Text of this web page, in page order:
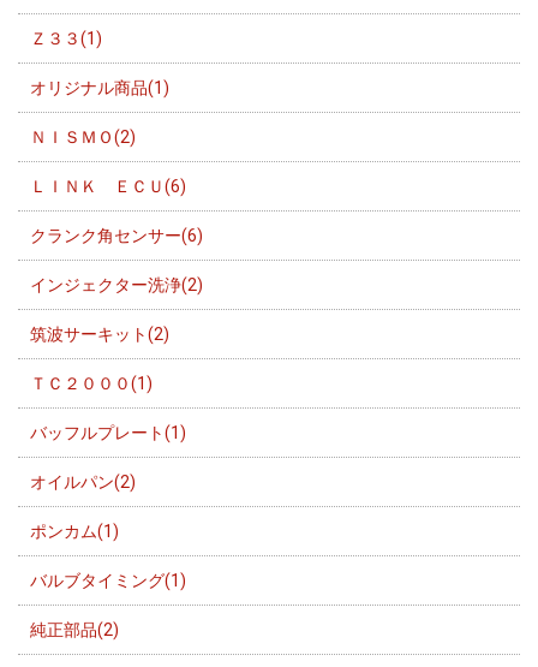
Ｚ３３(1)
オリジナル商品(1)
ＮＩＳＭＯ(2)
ＬＩＮＫ ＥＣＵ(6)
クランク角センサー(6)
インジェクター洗浄(2)
筑波サーキット(2)
ＴＣ２０００(1)
バッフルプレート(1)
オイルパン(2)
ポンカム(1)
バルブタイミング(1)
純正部品(2)